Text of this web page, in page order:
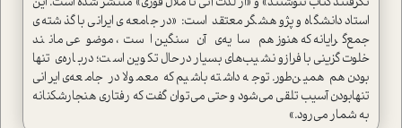
ا‌ستاد دانشگاه و پژوهشگر معتقد ا‌ست: «در جامعه‌ی ایرانی با گذشته‌ی
جمع‌گرایانه که هنوز هم سایه‌ی آن سنگین ا‌ست، موضوعی مانند
خلوت‌گزینی با فراز‌و‌نشیب‌های بسیار در‌حال تکوین ا‌ست؛ درباره‌ی تنها
بودن هم همین‌طور. توجه داشته باشیم که معمولا در جامعه‌ی ایرانی
تنها‌بودن آسیب تلقی می‌شود و حتی می‌توان گفت که رفتاری هنجارشکنانه
به شمار می‌رود.»